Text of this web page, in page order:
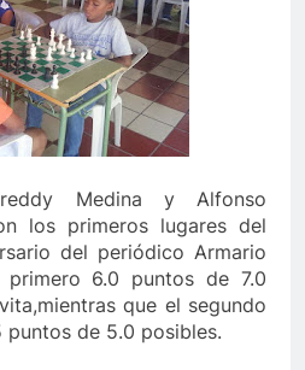
Medina y Alfonso
los primeros lugares del
del periódico Armario
6.0 puntos de 7.0
que el segundo
puntos de 5.0 posibles.